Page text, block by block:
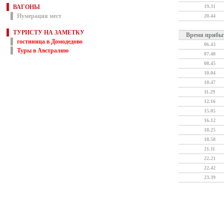
ВАГОНЫ
Нумерация мест
ТУРИСТУ НА ЗАМЕТКУ
гостиница в Домодедово
Туры в Австралию
19.31
20.44
Время
06.43
07.40
08.45
10.04
10.47
11.29
12.16
15.05
16.12
18.25
18.58
21.11
22.21
22.42
23.39